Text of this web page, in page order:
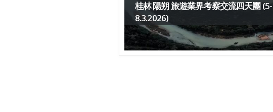
桂林 陽朔 旅遊業界考察交流四天團 (5-
8.3.2026)